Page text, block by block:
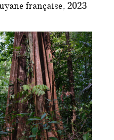
française, 2023